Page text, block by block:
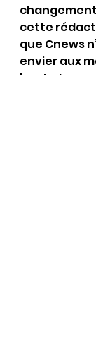
cette
que Cnews
envier aux
haut et que